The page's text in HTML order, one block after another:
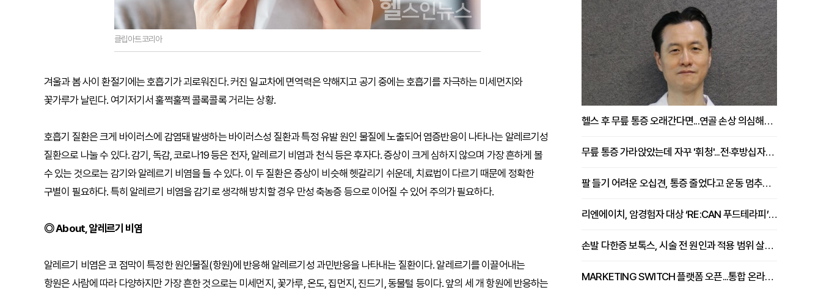
클립아트코리아
겨울과 봄 사이 환절기에는 호흡기가 괴로워진다. 커진 일교차에 면역력은 약해지고 공기 중에는 호흡기를 자극하는 미세먼지와
꽃가루가 날린다. 여기저기서 훌쩍훌쩍 콜록콜록 거리는 상황.
호흡기 질환은 크게 바이러스에 감염돼 발생하는 바이러스성 질환과 특정 유발 원인 물질에 노출되어 염증반응이 나타나는 알레르기성
질환으로 나눌 수 있다. 감기, 독감, 코로나19 등은 전자, 알레르기 비염과 천식 등은 후자다. 증상이 크게 심하지 않으며 가장 흔하게 볼
수 있는 것으로는 감기와 알레르기 비염을 들 수 있다. 이 두 질환은 증상이 비슷해 헷갈리기 쉬운데, 치료법이 다르기 때문에 정확한
구별이 필요하다. 특히 알레르기 비염을 감기로 생각해 방치할 경우 만성 축농증 등으로 이어질 수 있어 주의가 필요하다.
◎ About, 알레르기 비염
알레르기 비염은 코 점막이 특정한 원인물질(항원)에 반응해 알레르기성 과민반응을 나타내는 질환이다. 알레르기를 이끌어내는
항원은 사람에 따라 다양하지만 가장 흔한 것으로는 미세먼지, 꽃가루, 온도, 집먼지, 진드기, 동물털 등이다. 앞의 세 개 항원에 반응하는
헬스 후 무릎 통증 오래간다면...연골 손상 의심해야 [김상범 원장 칼럼]
무릎 통증 가라앉았는데 자꾸 '휘청'...전·후방십자인대 파열 확인해야 [곽우경 원장 칼럼]
팔 들기 어려운 오십견, 통증 줄었다고 운동 멈추면 안 되는 이유 [이병욱 원장 칼럼]
리엔에이치, 암경험자 대상 ‘RE:CAN 푸드테라피’ 운영
손발 다한증 보톡스, 시술 전 원인과 적용 범위 살펴야 [강윤일 원장 칼럼]
MARKETING SWITCH 플랫폼 오픈...통합 온라인 마케팅 서비스 확대